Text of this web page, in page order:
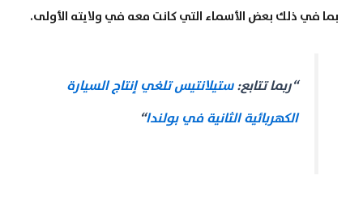
بما في ذلك بعض الأسماء التي كانت معه في ولايته الأولى.
“ربما تتابع:ستيلانتيس تلغي إنتاج السيارة
الكهربائية الثانية في بولندا“